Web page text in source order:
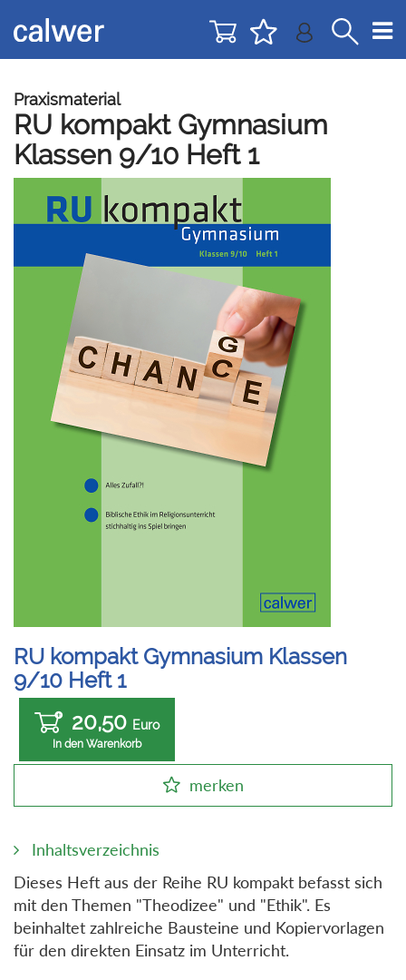
zur
Navigation
zum
Inhalt
Praxismaterial
RU kompakt Gymnasium
Klassen 9/10 Heft 1
RU kompakt Gymnasium Klassen
9/10 Heft 1
20,50 Euro
In den Warenkorb
merken
Inhaltsverzeichnis
Dieses Heft aus der Reihe RU kompakt befasst sich
mit den Themen "Theodizee" und "Ethik". Es
beinhaltet zahlreiche Bausteine und Kopiervorlagen
für den direkten Einsatz im Unterricht.